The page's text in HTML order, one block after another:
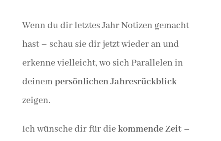
Wenn du dir letztes Jahr Notizen gemacht
hast – schau sie dir jetzt wieder an und
erkenne vielleicht, wo sich Parallelen in
deinempersönlichen Jahresrückblick
zeigen.
Ich wünsche dir für diekommende Zeit–